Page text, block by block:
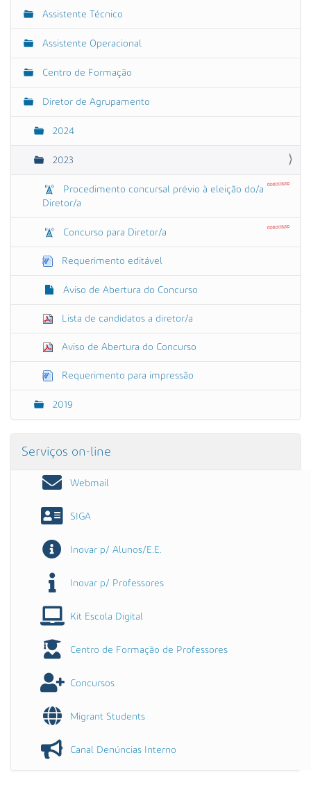
e
a
ã
o
Assistente Técnico
Assistente Operacional
Centro de Formação
Diretor de Agrupamento
2024
2023
Procedimento concursal prévio à eleição do/a
Diretor/a
Concurso para Diretor/a
Requerimento editável
Aviso de Abertura do Concurso
Lista de candidatos a diretor/a
Aviso de Abertura do Concurso
Requerimento para impressão
2019
Serviços on-line
Webmail
SIGA
Inovar p/ Alunos/E.E.
Inovar p/ Professores
Kit Escola Digital
Centro de Formação de Professores
Concursos
Migrant Students
Canal Denúncias Interno